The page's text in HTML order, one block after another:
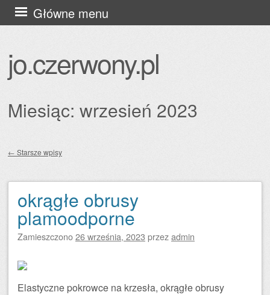
jo.czerwony.pl
Główne menu
Przejdź
do
Miesiąc: wrzesień 2023
← Starsze wpisy
okrągłe obrusy
plamoodporne
Zamieszczono26 września, 2023 przezadmin
Elastyczne pokrowce na krzesła, okrągłe obrusy